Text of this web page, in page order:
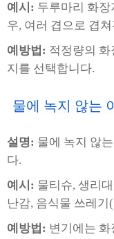
예시: 두루마리 화장
우, 여러 겹으로 겹
예방법: 적정량의
지를 선택합니다.
물에 녹지 않는
설명: 물에 녹지 않
다.
예시: 물티슈, 생리
난감, 음식물 쓰레기
예방법: 변기에는